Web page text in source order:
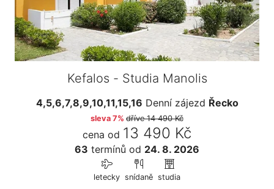
Kefalos - Studia Manolis
4,5,6,7,8,9,10,11,15,16 Denní zájezd Řecko
sleva 7% dříve14 490 Kč
cena od 13 490 Kč
63 termínů od 24. 8. 2026
letecky snídaně studia